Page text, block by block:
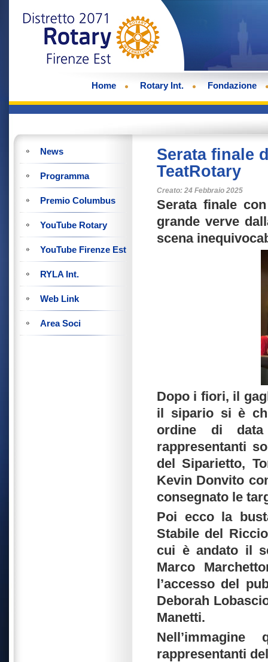
Home Rotary Int. Fondazione
News
Programma
Premio Columbus
YouTube Rotary
YouTube Firenze Est
RYLA Int.
Web Link
Area Soci
Serata finale
TeatRotary
Creato: 24 Febbraio 2025
Serata finale
grande verve
scena
Dopo i fiori, il
il sipario si è
ordine di
rappresentanti
del Siparietto,
Kevin Donvito
consegnato le
Poi ecco la
Stabile del
cui è andato il
Marco
l’accesso del
Deborah
Manetti.
rappresentanti